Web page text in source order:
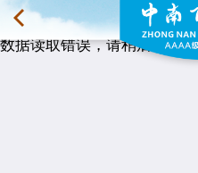
数据读取错误，请稍后再试。